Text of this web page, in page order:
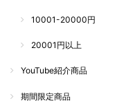
10001-20000円
20001円以上
YouTube紹介商品
期間限定商品